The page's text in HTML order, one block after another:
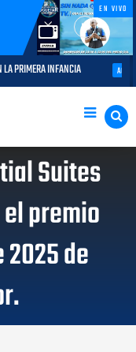
EN VIVO
AGOSTO 05, 2026
Suites
premio
2025 de